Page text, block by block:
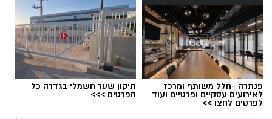
פנתרה -חלל משותף ומרכז
לאירועים עסקיים ופרטיים ועוד
לפרטים לחצו >>
תיקון שער חשמלי בגדרה כל
הפרטים >>>